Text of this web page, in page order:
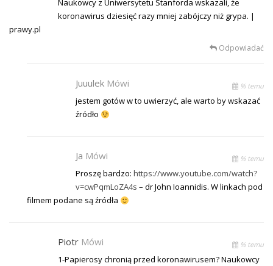
Naukowcy z Uniwersytetu Stanforda wskazali, że
koronawirus dziesięć razy mniej zabójczy niż grypa. |
prawy.pl
Odpowiadać
Juuulek Mówi % temu
jestem gotów w to uwierzyć, ale warto by wskazać
źródło
Ja Mówi % temu
Proszę bardzo:https://www.youtube.com/watch?
v=cwPqmLoZA4s – dr John Ioannidis. W linkach pod
filmem podane są źródła
Piotr Mówi % temu
1-Papierosy chronią przed koronawirusem? Naukowcy